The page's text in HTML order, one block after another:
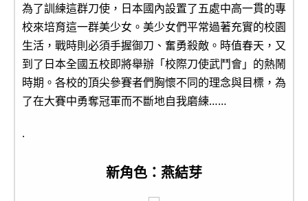
為了訓練這群刀使，日本國內設置了五處中高一貫的專
校來培育這一群美少女。美少女們平常過著充實的校園
生活，戰時則必須手握御刀、奮勇殺敵。時值春天，又
到了日本全國五校即將舉辦「校際刀使武鬥會」的熱鬧
時期。各校的頂尖參賽者們胸懷不同的理念與目標，為
了在大賽中勇奪冠軍而不斷地自我磨練……
.
新角色：燕結芽